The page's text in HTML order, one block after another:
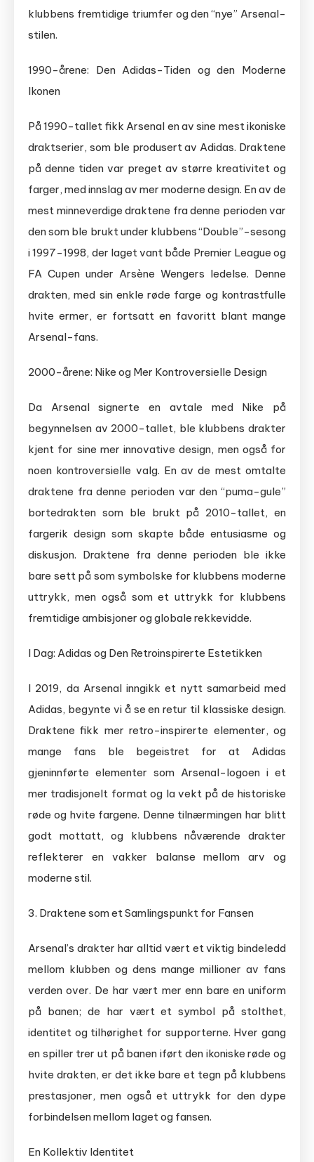
klubbens fremtidige triumfer og den “nye” Arsenal-
stilen.
1990-årene: Den Adidas-Tiden og den Moderne
Ikonen
På 1990-tallet fikk Arsenal en av sine mest ikoniske
draktserier, som ble produsert av Adidas. Draktene
på denne tiden var preget av større kreativitet og
farger, med innslag av mer moderne design. En av de
mest minneverdige draktene fra denne perioden var
den som ble brukt under klubbens “Double”-sesong
i 1997-1998, der laget vant både Premier League og
FA Cupen under Arsène Wengers ledelse. Denne
drakten, med sin enkle røde farge og kontrastfulle
hvite ermer, er fortsatt en favoritt blant mange
Arsenal-fans.
2000-årene: Nike og Mer Kontroversielle Design
Da Arsenal signerte en avtale med Nike på
begynnelsen av 2000-tallet, ble klubbens drakter
kjent for sine mer innovative design, men også for
noen kontroversielle valg. En av de mest omtalte
draktene fra denne perioden var den “puma-gule”
bortedrakten som ble brukt på 2010-tallet, en
fargerik design som skapte både entusiasme og
diskusjon. Draktene fra denne perioden ble ikke
bare sett på som symbolske for klubbens moderne
uttrykk, men også som et uttrykk for klubbens
fremtidige ambisjoner og globale rekkevidde.
I Dag: Adidas og Den Retroinspirerte Estetikken
I 2019, da Arsenal inngikk et nytt samarbeid med
Adidas, begynte vi å se en retur til klassiske design.
Draktene fikk mer retro-inspirerte elementer, og
mange fans ble begeistret for at Adidas
gjeninnførte elementer som Arsenal-logoen i et
mer tradisjonelt format og la vekt på de historiske
røde og hvite fargene. Denne tilnærmingen har blitt
godt mottatt, og klubbens nåværende drakter
reflekterer en vakker balanse mellom arv og
moderne stil.
3. Draktene som et Samlingspunkt for Fansen
Arsenal’s drakter har alltid vært et viktig bindeledd
mellom klubben og dens mange millioner av fans
verden over. De har vært mer enn bare en uniform
på banen; de har vært et symbol på stolthet,
identitet og tilhørighet for supporterne. Hver gang
en spiller trer ut på banen iført den ikoniske røde og
hvite drakten, er det ikke bare et tegn på klubbens
prestasjoner, men også et uttrykk for den dype
forbindelsen mellom laget og fansen.
En Kollektiv Identitet